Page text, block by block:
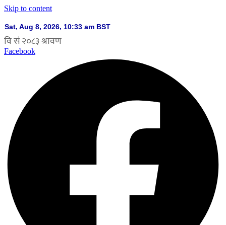
Skip to content
Facebook